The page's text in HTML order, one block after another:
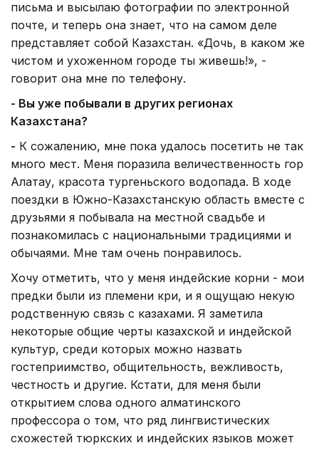
письма и высылаю фотографии по электронной
почте, и теперь она знает, что на самом деле
представляет собой Казахстан. «Дочь, в каком же
чистом и ухоженном городе ты живешь!», -
говорит она мне по телефону.
- Вы уже побывали в других регионах
Казахстана?
- К сожалению, мне пока удалось посетить не так
много мест. Меня поразила величественность гор
Алатау, красота тургеньского водопада. В ходе
поездки в Южно-Казахстанскую область вместе с
друзьями я побывала на местной свадьбе и
познакомилась с национальными традициями и
обычаями. Мне там очень понравилось.
Хочу отметить, что у меня индейские корни - мои
предки были из племени кри, и я ощущаю некую
родственную связь с казахами. Я заметила
некоторые общие черты казахской и индейской
культур, среди которых можно назвать
гостеприимство, общительность, вежливость,
честность и другие. Кстати, для меня были
открытием слова одного алматинского
профессора о том, что ряд лингвистических
схожестей тюркских и индейских языков может